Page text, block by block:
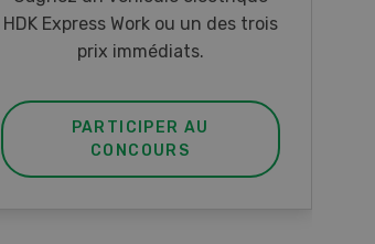
HDK Express Work ou un des trois
prix immédiats.
PARTICIPER AU
CONCOURS